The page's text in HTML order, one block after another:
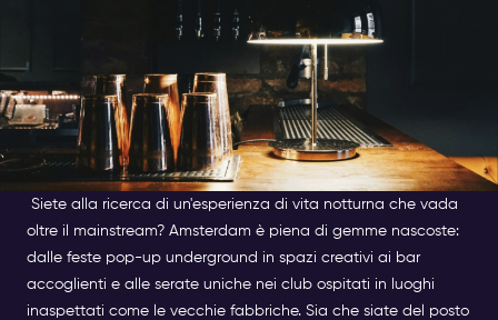
Siete alla ricerca di un'esperienza di vita notturna che vada
oltre il mainstream? Amsterdam è piena di gemme nascoste:
dalle feste pop-up underground in spazi creativi ai bar
accoglienti e alle serate uniche nei club ospitati in luoghi
inaspettati come le vecchie fabbriche. Sia che siate del posto